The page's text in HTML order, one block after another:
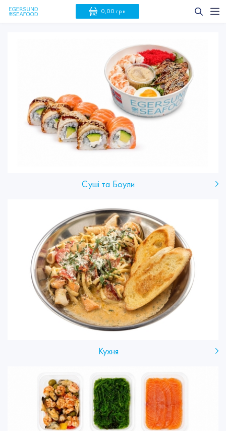
0,00 грн
Суші та Боули
Кухня